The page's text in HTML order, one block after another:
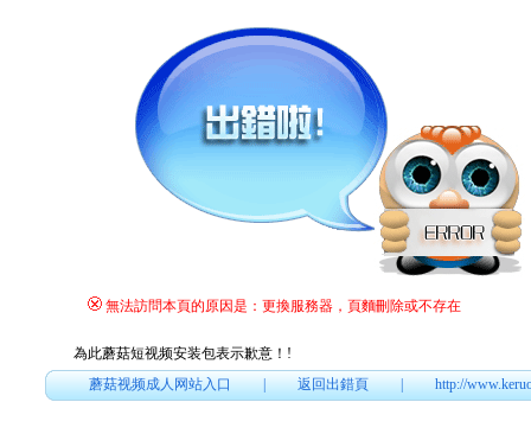
無法訪問本頁的原因是：更換服務器，頁麵刪除或不存在
為此蘑菇短视频安装包表示歉意！ !
蘑菇视频成人网站入口|返回出錯頁|http://